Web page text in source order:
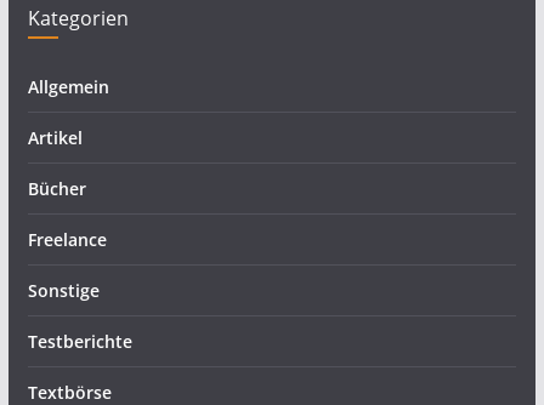
Kategorien
Allgemein
Artikel
Bücher
Freelance
Sonstige
Testberichte
Textbörse